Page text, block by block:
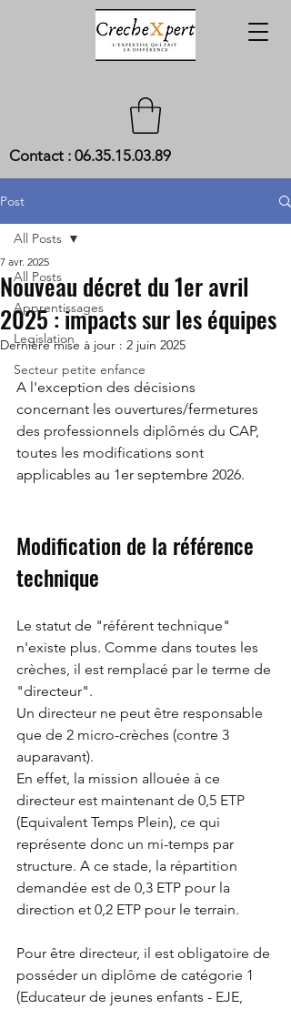
Contact : 06.35.15.03.89
Post
All Posts
Apprentissages
Legislation
Secteur petite enfance
All Posts
Nouveau décret du 1er avril
2025 : impacts sur les équipes
7 avr. 2025
Dernière mise à jour : 2 juin 2025
A l'exception des décisions
concernant les ouvertures/fermetures
des professionnels diplômés du CAP,
toutes les modifications sont
applicables au 1er septembre 2026.
Modification de la référence
technique
Le statut de "référent technique"
n'existe plus. Comme dans toutes les
crèches, il est remplacé par le terme de
"directeur".
Un directeur ne peut être responsable
que de 2 micro-crèches (contre 3
auparavant).
En effet, la mission allouée à ce
directeur est maintenant de 0,5 ETP
(Equivalent Temps Plein), ce qui
représente donc un mi-temps par
structure. A ce stade, la répartition
demandée est de 0,3 ETP pour la
direction et 0,2 ETP pour le terrain.
Pour être directeur, il est obligatoire de
posséder un diplôme de catégorie 1
(Educateur de jeunes enfants - EJE,